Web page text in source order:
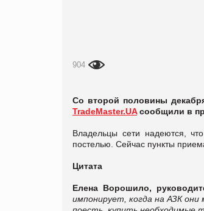
904
Со второй половины
TradeMaster.UAсообщили в
Владельцы сети надеются,
постелью. Сейчас пункты
Цитата
Елена Ворошило,
импонирует, когда на АЗК